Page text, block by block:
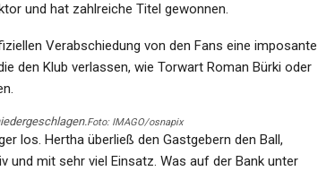
und hat zahlreiche Titel gewonnen.
Verabschiedung von den Fans eine imposante
den Klub verlassen, wie Torwart Roman Bürki oder
Foto: IMAGO/osnapix
los. Hertha überließ den Gastgebern den Ball,
und mit sehr viel Einsatz. Was auf der Bank unter